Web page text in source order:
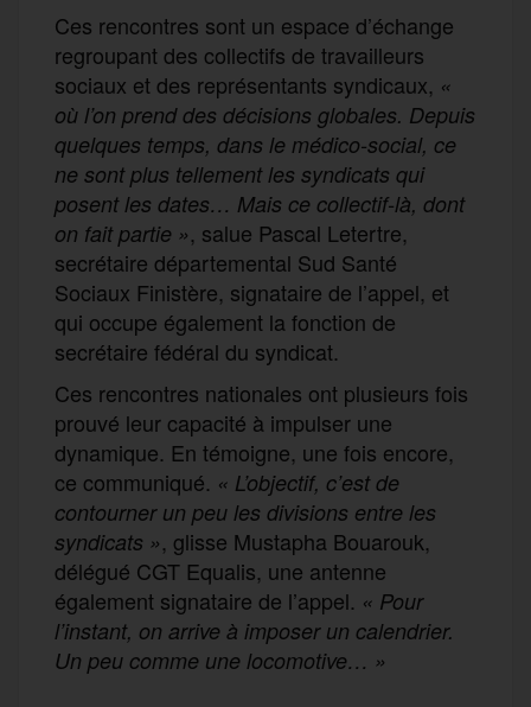
Ces rencontres sont un espace d’échange
regroupant des collectifs de travailleurs
sociaux et des représentants syndicaux, «
où l’on prend des décisions globales. Depuis
quelques temps, dans le médico-social, ce
ne sont plus tellement les syndicats qui
posent les dates… Mais ce collectif-là, dont
on fait partie », salue Pascal Letertre,
secrétaire départemental Sud Santé
Sociaux Finistère, signataire de l’appel, et
qui occupe également la fonction de
secrétaire fédéral du syndicat.
Ces rencontres nationales ont plusieurs fois
prouvé leur capacité à impulser une
dynamique. En témoigne, une fois encore,
ce communiqué. « L’objectif, c’est de
contourner un peu les divisions entre les
syndicats », glisse Mustapha Bouarouk,
délégué CGT Equalis, une antenne
également signataire de l’appel. « Pour
l’instant, on arrive à imposer un calendrier.
Un peu comme une locomotive… »